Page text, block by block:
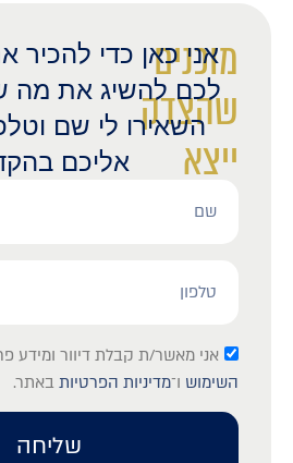
מוכנים
שהצדק
ייצא
לאור?
אני כאן כדי להכיר
לכם להשיג את מה
השאירו לי שם
אליכם
אני מאשר/ת קבלת דיוור ומידע
השימוש ו־מדיניות הפרטיות באתר.
שליחה